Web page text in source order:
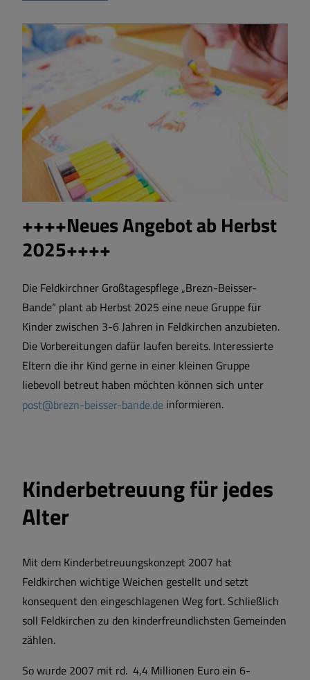
++++Neues Angebot ab Herbst
2025++++
Die Feldkirchner Großtagespflege „Brezn-Beisser-
Bande“ plant ab Herbst 2025 eine neue Gruppe für
Kinder zwischen 3-6 Jahren in Feldkirchen anzubieten.
Die Vorbereitungen dafür laufen bereits. Interessierte
Eltern die ihr Kind gerne in einer kleinen Gruppe
liebevoll betreut haben möchten können sich unter
post@brezn-beisser-bande.de informieren.
Kinderbetreuung für jedes
Alter
Mit dem Kinderbetreuungskonzept 2007 hat
Feldkirchen wichtige Weichen gestellt und setzt
konsequent den eingeschlagenen Weg fort. Schließlich
soll Feldkirchen zu den kinderfreundlichsten Gemeinden
zählen.
So wurde 2007 mit rd. 4,4 Millionen Euro ein 6-